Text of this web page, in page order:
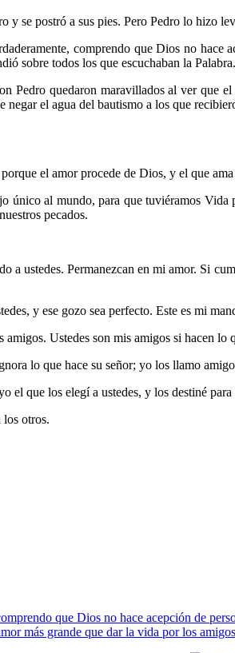
y se postró a sus pies. Pero Pedro lo hizo
comprendo que Dios no
sobre todos los que escuchaban la Palabra.
Pedro quedaron maravillados al ver que
negar el agua del bautismo a los que
el amor procede de Dios, y el que
único al mundo, para que tuviéramos
pecados.
a ustedes. Permanezcan en mi amor. Si
y ese gozo sea perfecto. Este es mi
Ustedes son mis amigos si hacen lo
lo que hace su señor; yo los llamo
el que los elegí a ustedes, y los destiné
los otros.
que Dios no hace acepción de
más grande que dar la vida por los amigos